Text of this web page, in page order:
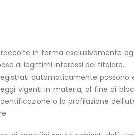
in forma esclusivamente
ai legittimi interessi del titolare.
automaticamente
vigenti in materia, al fine di
o la profilazione